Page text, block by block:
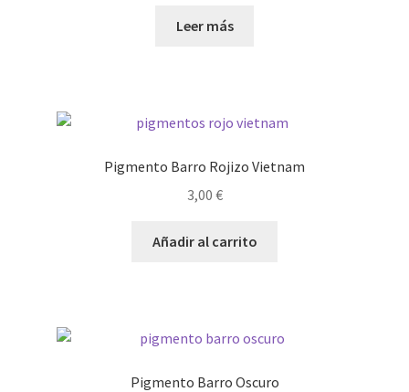
Leer más
Pigmento Barro Rojizo Vietnam
3,00 €
Añadir al carrito
Pigmento Barro Oscuro